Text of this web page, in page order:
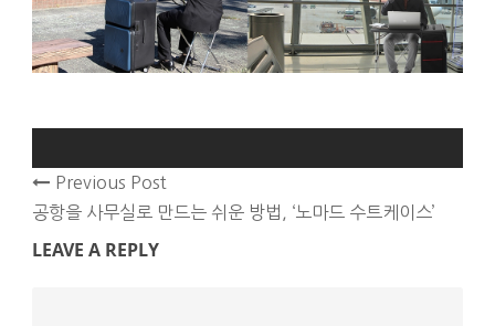
Previous Post
공항을 사무실로 만드는 쉬운 방법, ‘노마드 수트케이스’
LEAVE A REPLY